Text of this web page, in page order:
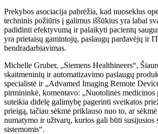
Prekybos asociacija pabrėžia, kad nuoseklus
techninis požiūris į galimus iššūkius yra labai
padidinti efektyvumą ir palaikyti pacientų
yra prietaisų gamintojų, paslaugų pardavėjų ir
bendradarbiavimas.
Michelle Gruber, „Siemens Healthineers“,
skaitmeninių ir automatizavimo paslaugų
specialistė ir „Advamed Imaging Remote
pirmininkė, komentavo: „Nuotolinės medicinos
suteikia didelę galimybę pagerinti sveikatos
prieigą, tačiau sėkmė priklauso nuo to, ar
numatymo ir užtvarų, kurios gali būti susijusios
sistemomis“.